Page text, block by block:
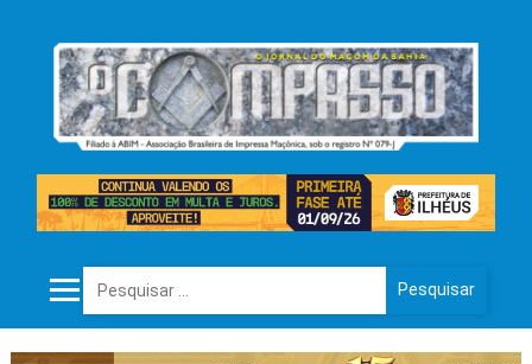
Pesquisar por: